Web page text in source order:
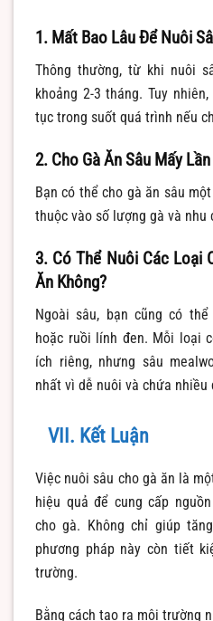
1. Mất Bao Lâu Để Nuôi
Thông thường, từ khi nuôi
khoảng 2-3 tháng. Tuy
tục trong suốt quá trình nếu
2. Cho Gà Ăn Sâu Mấy
Bạn có thể cho gà ăn sâu
thuộc vào số lượng gà và nhu
3. Có Thể Nuôi Các Loại
Ăn Không?
Ngoài sâu, bạn cũng có
hoặc ruồi lính đen. Mỗi loại
ích riêng, nhưng sâu
nhất vì dễ nuôi và chứa nhiều
VII. Kết Luận
Việc nuôi sâu cho gà ăn là
hiệu quả để cung cấp
cho gà. Không chỉ giúp
phương pháp này còn tiết
trường.
Bằng cách tạo ra môi trường